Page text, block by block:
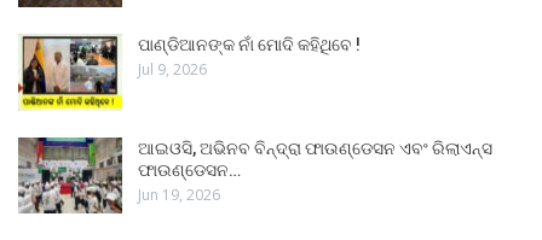
ପାଣ୍ଡିଆନଙ୍କ ନାଁ ମୋଦି କହିଥିବେ !
Jul 9, 2026
ଆଇଓସି, ଅଭିନବ ବିନ୍ଦ୍ରା ଫାଉଣ୍ଡେସନ ଏବଂ ରିଲାଏନ୍ସ
ଫାଉଣ୍ଡେସନ…
Jun 19, 2026